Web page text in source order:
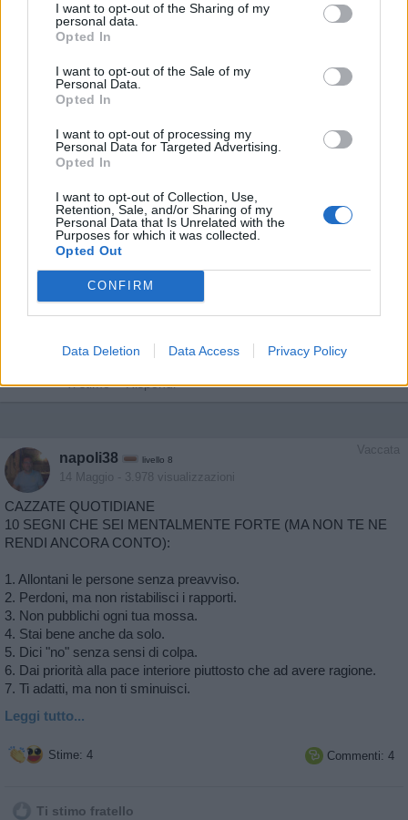
I want to opt-out of the Sharing of my
personal data.
Opted In
I want to opt-out of the Sale of my
Personal Data.
Opted In
I want to opt-out of processing my
Personal Data for Targeted Advertising.
Opted In
I want to opt-out of Collection, Use,
Retention, Sale, and/or Sharing of my
Personal Data that Is Unrelated with the
Purposes for which it was collected.
Opted Out
CONFIRM
Data Deletion Data Access Privacy Policy
nonnocucaracha:Buona serata
1 Giugno alle ore 19:57
· Ti stimo · Rispondi
KalimerA
1 Giugno alle ore 20:01
·Ti stimo
PAOLA63:Perché macabro? 🤔🤔🤔
1
1 Giugno alle ore 20:02
·Ti stimo·
PerlaMiseria :In che senso stai superando la tua vita
·Ti stimo·Rispondi
Vaccata
napoli38 livello 8
14 Maggio - 3.978 visualizzazioni
CAZZATE QUOTIDIANE
10 SEGNI CHE SEI MENTALMENTE FORTE (MA NON TE NE
RENDI ANCORA CONTO):
1. Allontani le persone senza preavviso.
2. Perdoni, ma non ristabilisci i rapporti.
3. Non pubblichi ogni tua mossa.
4. Stai bene anche da solo.
5. Dici "no" senza sensi di colpa.
6. Dai priorità alla pace interiore piuttosto che ad avere ragione.
7. Ti adatti, ma non ti sminuisci.
Leggi tutto...
Stime: 4  Commenti: 4
Ti stimo fratello